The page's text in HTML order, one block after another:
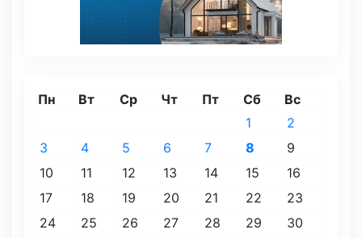
Пн Вт Ср Чт Пт Сб Вс
1
2
3
4 5 6 7 8
9
10
11 12 13 14 15
16
17
18 19 20 21 22
23
24
25 26 27 28 29
30